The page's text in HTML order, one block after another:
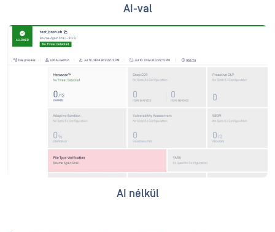
AI-val
AI nélkül